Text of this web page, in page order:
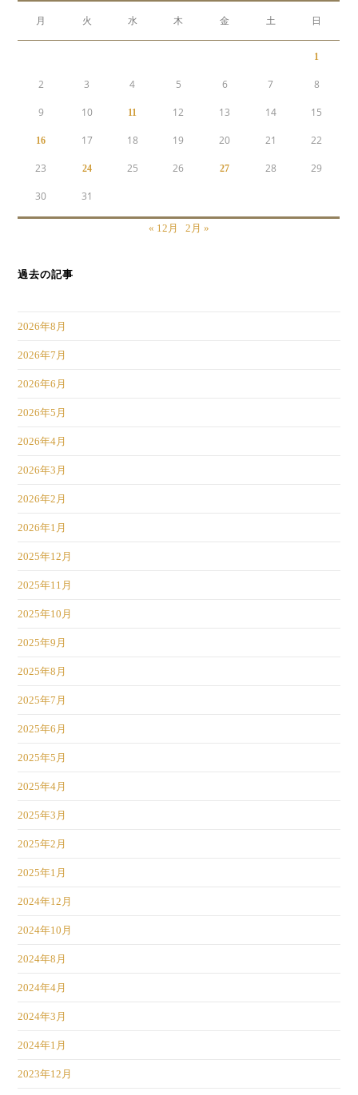
月 火 水 木 金 土 日
1
2 3 4 5 6 7 8
9 10 11 12 13 14 15
16 17 18 19 20 21 22
23 24 25 26 27 28 29
30 31
« 12月 2月 »
過去の記事
2026年8月
2026年7月
2026年6月
2026年5月
2026年4月
2026年3月
2026年2月
2026年1月
2025年12月
2025年11月
2025年10月
2025年9月
2025年8月
2025年7月
2025年6月
2025年5月
2025年4月
2025年3月
2025年2月
2025年1月
2024年12月
2024年10月
2024年8月
2024年4月
2024年3月
2024年1月
2023年12月